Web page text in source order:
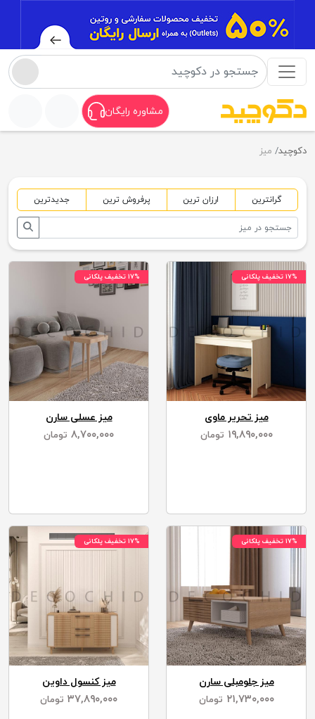
مشاوره رایگان
دکوچید میز
گرانترین ارزان ترین پرفروش ترین جدیدترین
۱۷% تخفیف پلکانی
میز تحریر ماوی
۱۹,۸۹۰,۰۰۰ تومان
۱۷% تخفیف پلکانی
میز عسلی سارن
۸,۷۰۰,۰۰۰ تومان
۱۷% تخفیف پلکانی
میز جلومبلی سارن
۲۱,۷۳۰,۰۰۰ تومان
۱۷% تخفیف پلکانی
میز کنسول داوین
۳۷,۸۹۰,۰۰۰ تومان